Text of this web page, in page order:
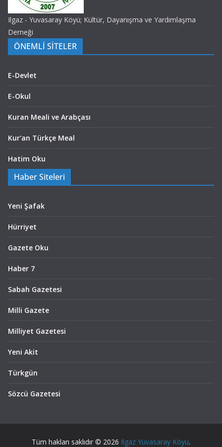
Ilgaz - Yuvasaray Köyü; Kültür, Dayanışma ve Yardımlaşma
Derneği
ÖNEMLİ SİTELER
E-Devlet
E-Okul
Kuran Meali ve Arabçası
Kur'an Türkçe Meal
Hatim Oku
Haber Siteleri
Yeni Şafak
Hürriyet
Gazete Oku
Haber 7
Sabah Gazetesi
Milli Gazete
Milliyet Gazetesi
Yeni Akit
Türkgün
Sözcü Gazetesi
Tüm hakları saklıdır © 2026 Ilgaz Yuvasaray Köyü.